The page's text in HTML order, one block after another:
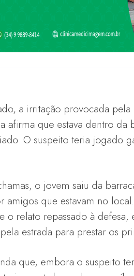
a irritação provocada
afirma que estava dentro
O suspeito teria jogado
o jovem saiu da
que estavam no
o relato repassado à
estrada para prestar os
que, embora o suspeito